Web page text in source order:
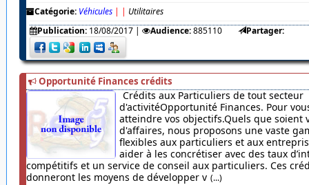
Catégorie: Véhicules | | Utilitaires
Publication: 18/08/2017| Audience:885110 Partager:
Opportunité Finances crédits
Crédits aux Particuliers de tout secteur
d'activitéOpportunité Finances. Pour
atteindre vos objectifs.Quels que soient
d'affaires, nous proposons une vaste
flexibles aux particuliers et aux
aider à les concrétiser avec des taux
compétitifs et un service de conseil aux particuliers. Ces
donneront les moyens de développer v (...)